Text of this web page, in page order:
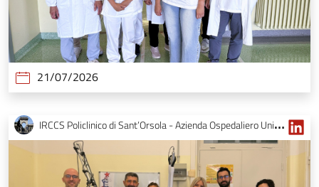
21/07/2026
IRCCS Policlinico di Sant’Orsola - Azienda Ospedaliero Universitaria di Bologna